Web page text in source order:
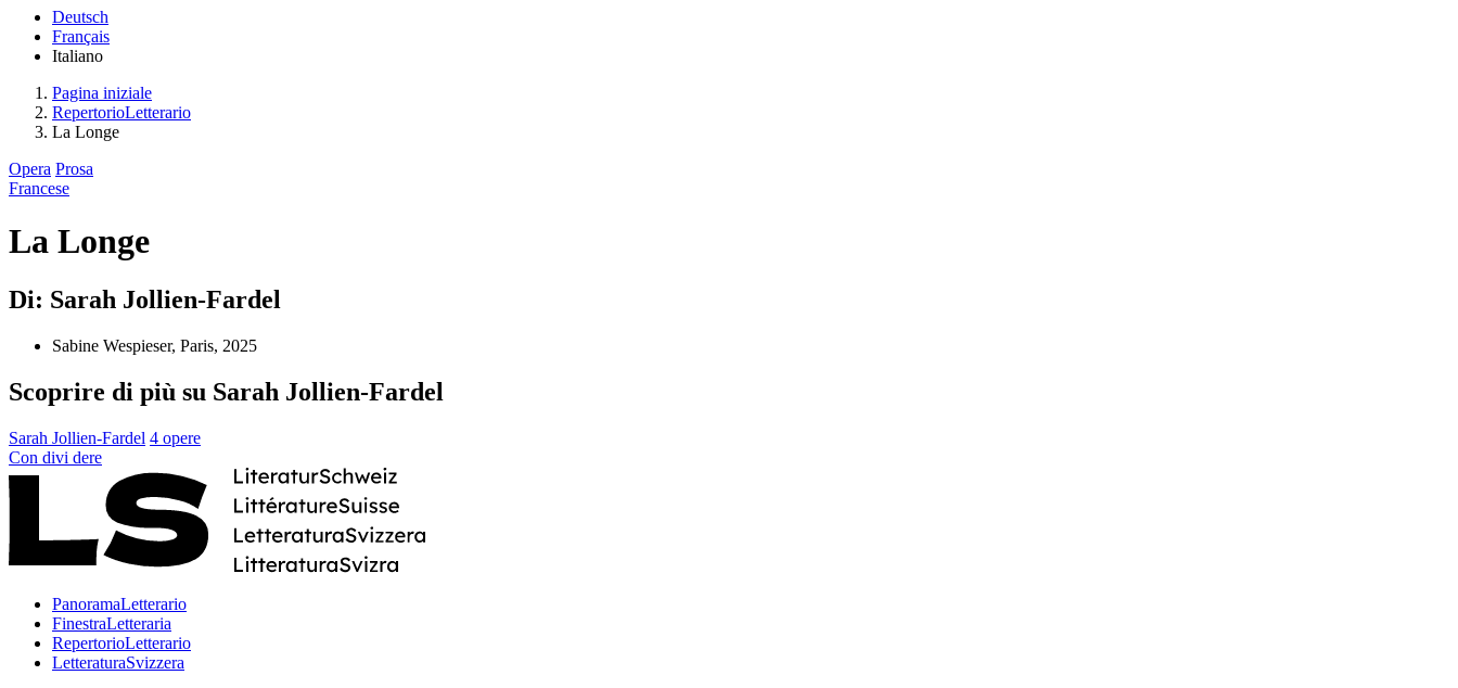
Deutsch
Français
Italiano
Pagina iniziale
RepertorioLetterario
La Longe
Opera Prosa
Francese
La Longe
Di: Sarah Jollien-Fardel
Sabine Wespieser, Paris, 2025
Scoprire di più su Sarah Jollien-Fardel
Sarah Jollien-Fardel 4 opere
Con divi dere
PanoramaLetterario
FinestraLetteraria
RepertorioLetterario
LetteraturaSvizzera